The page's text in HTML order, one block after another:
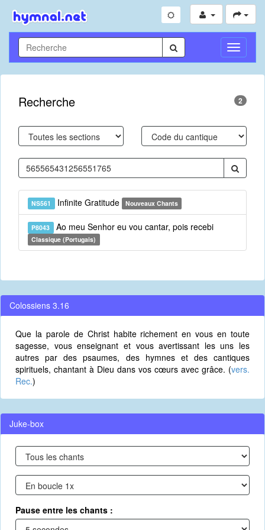
Toggle
Recherche 2
NS561 Infinite Gratitude Nouveaux Chants
P8043 Ao meu Senhor eu vou cantar, pois recebi
Classique (Portugais)
Colossiens 3.16
Que la parole de Christ habite richement en vous en toute
sagesse, vous enseignant et vous avertissant les uns les
autres par des psaumes, des hymnes et des cantiques
spirituels, chantant à Dieu dans vos cœurs avec grâce. (vers.
Rec.)
Juke-box
Pause entre les chants :